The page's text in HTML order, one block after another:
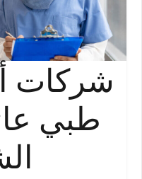
شركات
طبي